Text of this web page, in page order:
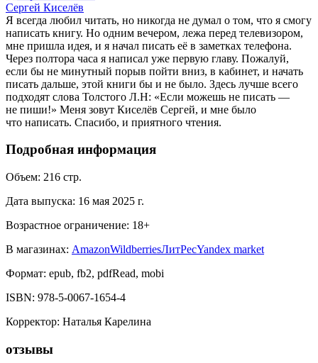
Сергей Киселёв
Я всегда любил читать, но никогда не думал о том, что я смогу
написать книгу. Но одним вечером, лежа перед телевизором,
мне пришла идея, и я начал писать её в заметках телефона.
Через полтора часа я написал уже первую главу. Пожалуй,
если бы не минутный порыв пойти вниз, в кабинет, и начать
писать дальше, этой книги бы и не было. Здесь лучше всего
подходят слова Толстого Л.Н: «Если можешь не писать —
не пиши!» Меня зовут Киселёв Сергей, и мне было
что написать. Спасибо, и приятного чтения.
Подробная информация
Объем: 216 стр.
Дата выпуска: 16 мая 2025 г.
Возрастное ограничение: 18+
В магазинах: AmazonWildberriesЛитРесYandex market
Формат: epub, fb2, pdfRead, mobi
ISBN: 978-5-0067-1654-4
Корректор: Наталья Карелина
отзывы